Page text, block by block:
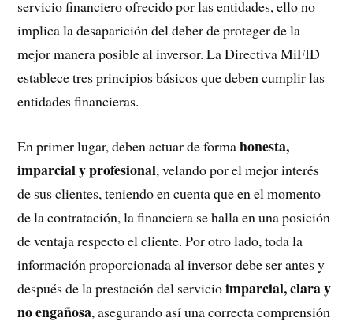
servicio financiero ofrecido por las entidades, ello no
implica la desaparición del deber de proteger de la
mejor manera posible al inversor. La Directiva MiFID
establece tres principios básicos que deben cumplir las
entidades financieras.
En primer lugar, deben actuar de formahonesta,
imparcial y profesional, velando por el mejor interés
de sus clientes, teniendo en cuenta que en el momento
de la contratación, la financiera se halla en una posición
de ventaja respecto el cliente. Por otro lado, toda la
información proporcionada al inversor debe ser antes y
después de la prestación del servicioimparcial, clara y
no engañosa, asegurando así una correcta comprensión